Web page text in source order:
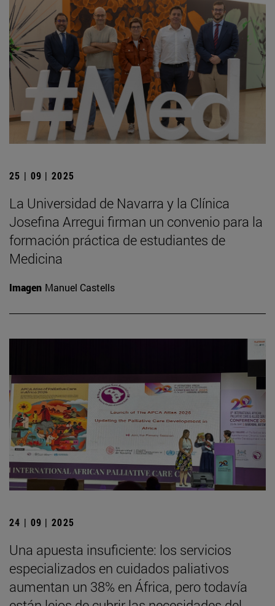
25 | 09 | 2025
La Universidad de Navarra y la Clínica
Josefina Arregui firman un convenio para la
formación práctica de estudiantes de
Medicina
Imagen Manuel Castells
24 | 09 | 2025
Una apuesta insuficiente: los servicios
especializados en cuidados paliativos
aumentan un 38% en África, pero todavía